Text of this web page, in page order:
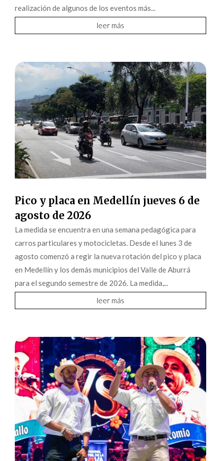
realización de algunos de los eventos más...
leer más
Pico y placa en Medellín jueves 6 de
agosto de 2026
La medida se encuentra en una semana pedagógica para
carros particulares y motocicletas. Desde el lunes 3 de
agosto comenzó a regir la nueva rotación del pico y placa
en Medellín y los demás municipios del Valle de Aburrá
para el segundo semestre de 2026. La medida,...
leer más